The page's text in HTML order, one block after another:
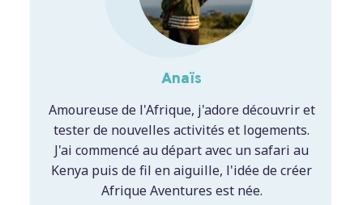
Anaïs
Amoureuse de l'Afrique, j'adore découvrir et
tester de nouvelles activités et logements.
J'ai commencé au départ avec un safari au
Kenya puis de fil en aiguille, l'idée de créer
Afrique Aventures est née.